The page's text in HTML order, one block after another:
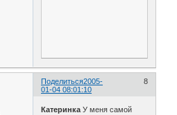
Поделиться 8
2005-
01-04 08:01:10
Катеринка У меня самой